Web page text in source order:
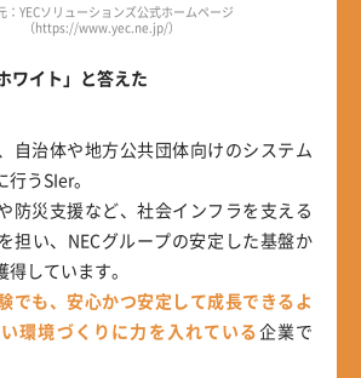
：YECソリューションズ公式ホームページ
（https://www.yec.ne.jp/）
ワイト」と答えた
自治体や地方公共団体向けのシステム
うSIer。
防災支援など、社会インフラを支える
担い、NECグループの安定した基盤か
しています。
でも、安心かつ安定して成長できるよ
環境づくりに力を入れている企業で